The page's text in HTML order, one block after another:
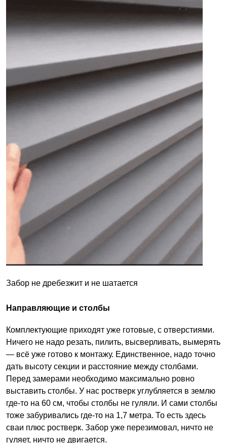
Забор не дребезжит и не шатается
Направляющие и столбы
Комплектующие приходят уже готовые, с отверстиями.
Ничего не надо резать, пилить, высверливать, вымерять
— всё уже готово к монтажу. Единственное, надо точно
дать высоту секции и расстояние между столбами.
Перед замерами необходимо максимально ровно
выставить столбы. У нас ростверк углубляется в землю
где-то на 60 см, чтобы столбы не гуляли. И сами столбы
тоже забуривались где-то на 1,7 метра. То есть здесь
сваи плюс ростверк. Забор уже перезимовал, ничто не
гуляет, ничто не двигается.